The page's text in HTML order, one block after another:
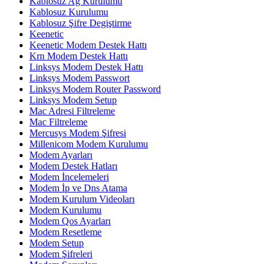
Kablosuz Kurulumu
Kablosuz Şifre Degiştirme
Keenetic
Keenetic Modem Destek Hattı
Krn Modem Destek Hattı
Linksys Modem Destek Hattı
Linksys Modem Passwort
Linksys Modem Router Password
Linksys Modem Setup
Mac Adresi Filtreleme
Mac Filtreleme
Mercusys Modem Şifresi
Millenicom Modem Kurulumu
Modem Ayarları
Modem Destek Hatları
Modem İncelemeleri
Modem İp ve Dns Atama
Modem Kurulum Videoları
Modem Kurulumu
Modem Qos Ayarları
Modem Resetleme
Modem Setup
Modem Şifreleri